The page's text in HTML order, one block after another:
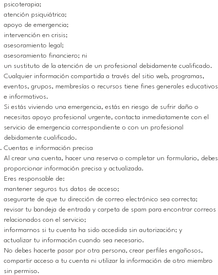
psicoterapia;
atención psiquiátrica;
apoyo de emergencia;
intervención en crisis;
asesoramiento legal;
asesoramiento financiero; ni
un sustituto de la atención de un profesional debidamente cualificado.
Cualquier información compartida a través del sitio web, programas,
eventos, grupos, membresías o recursos tiene fines generales educativos
e informativos.
Si estás viviendo una emergencia, estás en riesgo de sufrir daño o
necesitas apoyo profesional urgente, contacta inmediatamente con el
servicio de emergencia correspondiente o con un profesional
debidamente cualificado.
Cuentas e información precisa
Al crear una cuenta, hacer una reserva o completar un formulario, debes
proporcionar información precisa y actualizada.
Eres responsable de:
mantener seguros tus datos de acceso;
asegurarte de que tu dirección de correo electrónico sea correcta;
revisar tu bandeja de entrada y carpeta de spam para encontrar correos
relacionados con el servicio;
informarnos si tu cuenta ha sido accedida sin autorización; y
actualizar tu información cuando sea necesario.
No debes hacerte pasar por otra persona, crear perfiles engañosos,
compartir acceso a tu cuenta ni utilizar la información de otro miembro
sin permiso.